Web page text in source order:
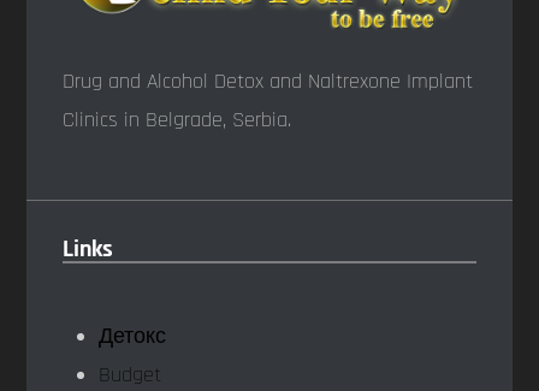
Drug and Alcohol Detox and Naltrexone Implant
Clinics in Belgrade, Serbia.
Links
Детокс
Budget